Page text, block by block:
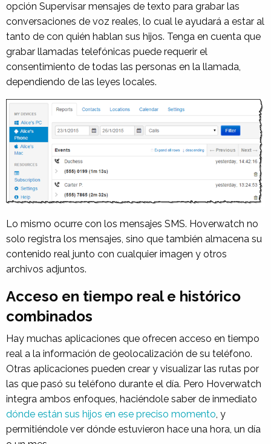
opción Supervisar mensajes de texto para grabar las
conversaciones de voz reales, lo cual le ayudará a estar al
tanto de con quién hablan sus hijos. Tenga en cuenta que
grabar llamadas telefónicas puede requerir el
consentimiento de todas las personas en la llamada,
dependiendo de las leyes locales.
Lo mismo ocurre con los mensajes SMS. Hoverwatch no
solo registra los mensajes, sino que también almacena su
contenido real junto con cualquier imagen y otros
archivos adjuntos.
Acceso en tiempo real e histórico
combinados
Hay muchas aplicaciones que ofrecen acceso en tiempo
real a la información de geolocalización de su teléfono.
Otras aplicaciones pueden crear y visualizar las rutas por
las que pasó su teléfono durante el día. Pero Hoverwatch
integra ambos enfoques, haciéndole saber de inmediato
dónde están sus hijos en ese preciso momento , y
permitiéndole ver dónde estuvieron hace una hora, un día